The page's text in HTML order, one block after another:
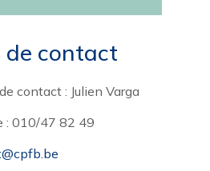
de contact
contact : Julien Varga
: 010/47 82 49